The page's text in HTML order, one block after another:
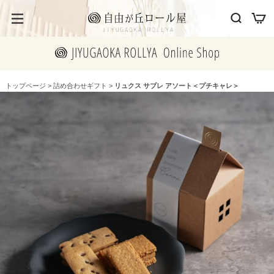
トップページ > 詰め合わせギフト > リュクス サブレ アソート＜プチキャレ＞